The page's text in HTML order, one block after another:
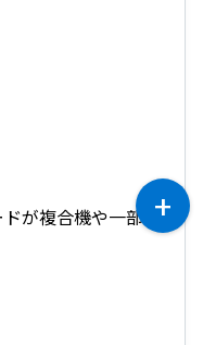
が複合機や一部